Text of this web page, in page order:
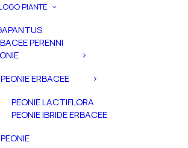
PIANTE
PERENNI
PEONIE ERBACEE
PEONIE LACTIFLORA
PEONIE IBRIDE ERBACEE
PEONIE